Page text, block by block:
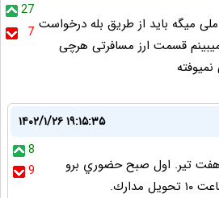
27
7 میگه باید از طریق بله درخواست
قسمت ارز مسافرتی هرچی
۱۴۰۲/۱/۲۶ ۱۹:۱۵:۳۵
8
9
هفت تير. اول صبح حضوري برو